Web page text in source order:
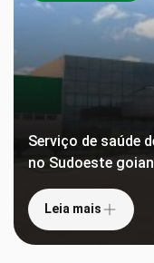
Serviço de saúde
no Sudoeste
Leia mais